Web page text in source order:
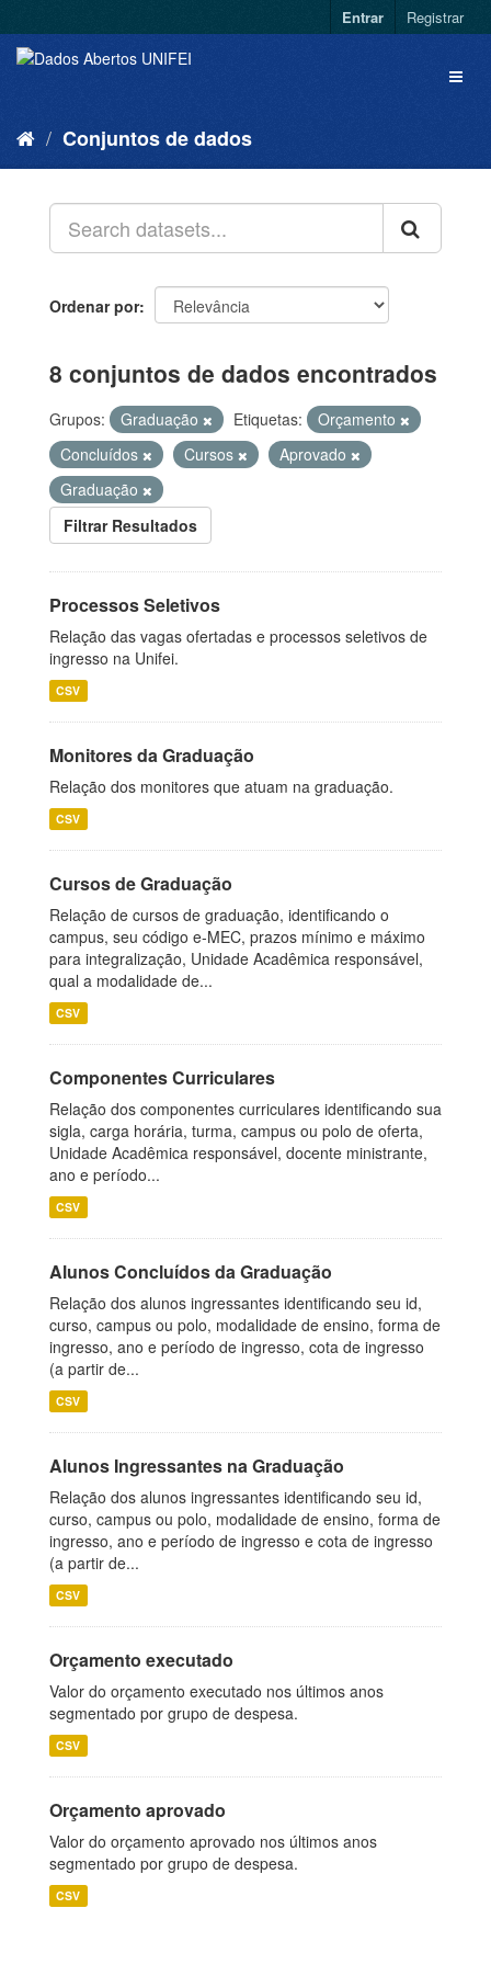
Entrar Registrar
Conjuntos de dados
Ordenar por
8 conjuntos de dados encontrados
Grupos: Graduação Etiquetas:
Orçamento
Concluídos
Cursos
Aprovado
Graduação
Filtrar Resultados
Processos Seletivos
Relação das vagas ofertadas e processos seletivos de
ingresso na Unifei.
CSV
Monitores da Graduação
Relação dos monitores que atuam na graduação.
CSV
Cursos de Graduação
Relação de cursos de graduação, identificando o
campus, seu código e-MEC, prazos mínimo e máximo
para integralização, Unidade Acadêmica responsável,
qual a modalidade de...
CSV
Componentes Curriculares
Relação dos componentes curriculares identificando sua
sigla, carga horária, turma, campus ou polo de oferta,
Unidade Acadêmica responsável, docente ministrante,
ano e período...
CSV
Alunos Concluídos da Graduação
Relação dos alunos ingressantes identificando seu id,
curso, campus ou polo, modalidade de ensino, forma de
ingresso, ano e período de ingresso, cota de ingresso
(a partir de...
CSV
Alunos Ingressantes na Graduação
Relação dos alunos ingressantes identificando seu id,
curso, campus ou polo, modalidade de ensino, forma de
ingresso, ano e período de ingresso e cota de ingresso
(a partir de...
CSV
Orçamento executado
Valor do orçamento executado nos últimos anos
segmentado por grupo de despesa.
CSV
Orçamento aprovado
Valor do orçamento aprovado nos últimos anos
segmentado por grupo de despesa.
CSV